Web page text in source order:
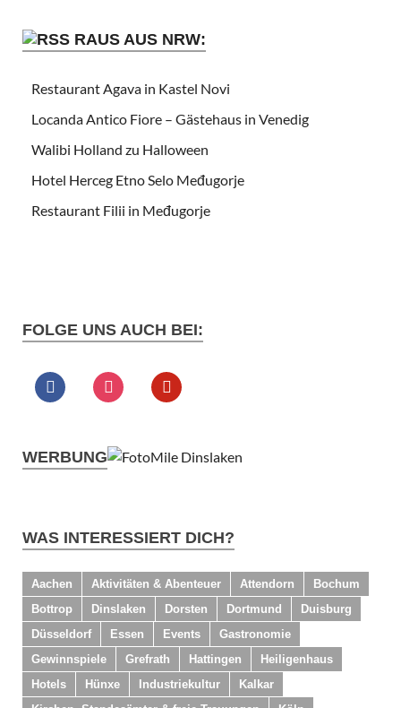
RAUS AUS NRW:
Restaurant Agava in Kastel Novi
Locanda Antico Fiore – Gästehaus in Venedig
Walibi Holland zu Halloween
Hotel Herceg Etno Selo Međugorje
Restaurant Filii in Međugorje
FOLGE UNS AUCH BEI:
WERBUNG
WAS INTERESSIERT DICH?
Aachen Aktivitäten & Abenteuer Attendorn
Bochum
Bottrop
Dinslaken Dorsten Dortmund
Duisburg
Düsseldorf
Essen Events
Gastronomie
Gewinnspiele
Grefrath Hattingen
Heiligenhaus
Hotels
Hünxe Industriekultur
Kalkar